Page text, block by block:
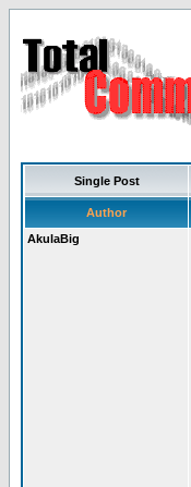
Single Post
Author
AkulaBig